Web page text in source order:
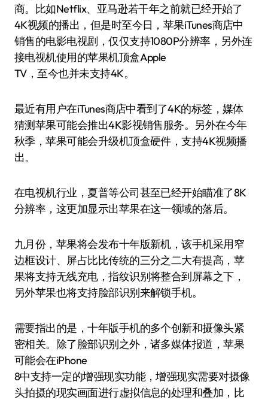
商。比如Netflix、亚马逊若干年之前就已经开始了
4K视频的播出，但是时至今日，苹果iTunes商店中
销售的电影电视剧，仅仅支持1080P分辨率，另外连
接电视机使用的苹果机顶盒Apple
TV，至今也并未支持4K。
最近有用户在iTunes商店中看到了4K的标签，媒体
猜测苹果可能会推出4K影视销售服务。另外在今年
秋季，苹果可能会升级机顶盒硬件，支持4K视频播
出。
在电视机行业，夏普等公司甚至已经开始瞄准了8K
分辨率，这更加显示出苹果在这一领域的落后。
九月份，苹果将会发布十年版新机，该手机采用窄
边框设计、屏占比比传统的三分之二大有提高，苹
果将支持无线充电，指纹识别将整合到屏幕之下，
另外苹果也将支持脸部识别来解锁手机。
需要指出的是，十年版手机的多个创新和摄像头紧
密相关。除了脸部识别之外，诸多媒体报道，苹果
可能会在iPhone
8中支持一定的增强现实功能，增强现实需要对摄像
头拍摄的现实画面进行虚拟信息的处理和叠加，比